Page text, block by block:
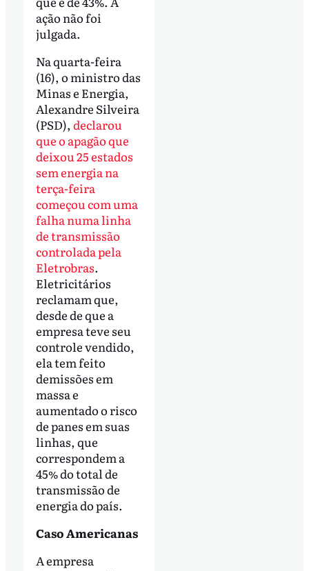
ação não foi
julgada.
Na quarta-feira
(16), o ministro das
Minas e Energia,
Alexandre Silveira
(PSD), declarou
que o apagão que
deixou 25 estados
sem energia na
terça-feira
começou com uma
falha numa linha
de transmissão
controlada pela
Eletrobras.
Eletricitários
reclamam que,
desde de que a
empresa teve seu
controle vendido,
ela tem feito
demissões em
massa e
aumentado o risco
de panes em suas
linhas, que
correspondem a
45% do total de
transmissão de
energia do país.
Caso Americanas
A empresa